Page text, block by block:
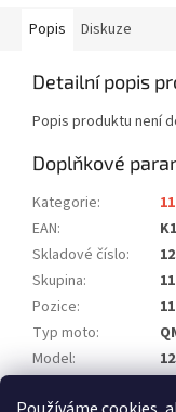
Popis Diskuze
Detailní popis
Popis produktu není
Doplňkové
Kategorie:
EAN:
Skladové číslo:
Skupina:
11
Pozice:
11
Typ moto:
Model: